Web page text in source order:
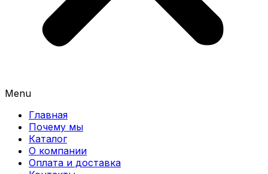
Menu
Главная
Почему мы
Каталог
О компании
Оплата и доставка